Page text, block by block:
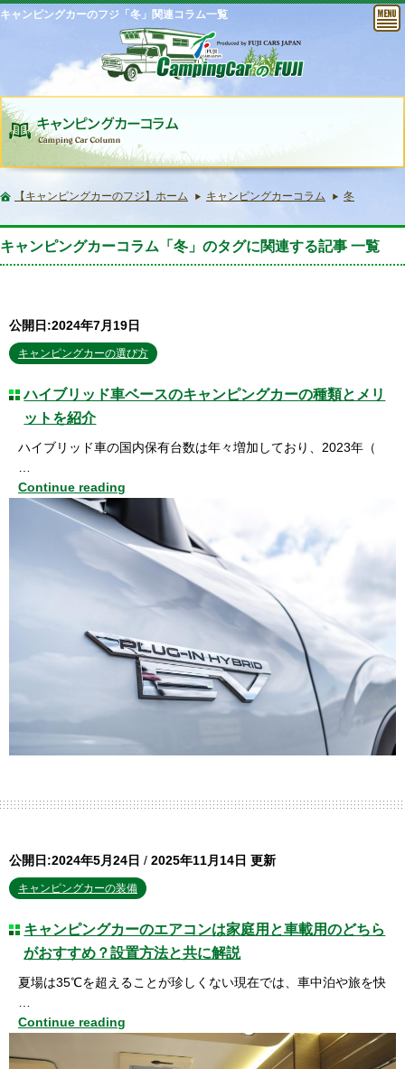
キャンピングカーのフジ「冬」関連コラム一覧
【キャンピングカーのフジ】ホーム キャンピングカーコラム 冬
キャンピングカーコラム「冬」のタグに関連する記事 一覧
公開日:2024年7月19日
キャンピングカーの選び方
ハイブリッド車ベースのキャンピングカーの種類とメリ
ットを紹介
ハイブリッド車の国内保有台数は年々増加しており、2023年（
Continue reading
公開日:2024年5月24日 / 2025年11月14日 更新
キャンピングカーの装備
キャンピングカーのエアコンは家庭用と車載用のどちら
がおすすめ？設置方法と共に解説
夏場は35℃を超えることが珍しくない現在では、車中泊や旅を快
…
Continue reading